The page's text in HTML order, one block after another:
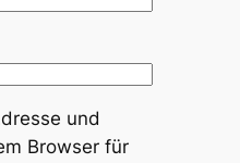
und
Browser für